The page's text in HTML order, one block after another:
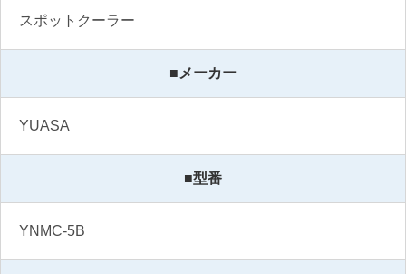
スポットクーラー
■メーカー
YUASA
■型番
YNMC-5B